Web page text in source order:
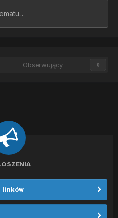
Obserwujący 0
linków